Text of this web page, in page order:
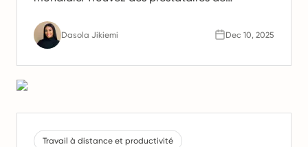
gestion des ressources humaines et de
conformité pour les équipes en Espagne.
Dasola Jikiemi Dec 10, 2025
Travail à distance et productivité